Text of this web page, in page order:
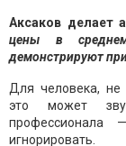
Аксаков делает
цены в
демонстрируют
Для человека, не
это может
игнорировать.